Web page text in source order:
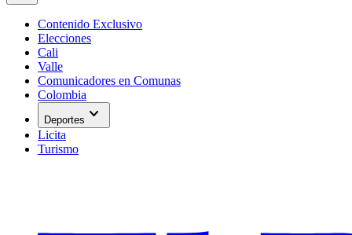
Contenido Exclusivo
Elecciones
Cali
Valle
Comunicadores en Comunas
Colombia
Deportes expand_more
Licita
Turismo